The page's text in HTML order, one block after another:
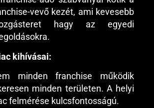
vevő kezét, ami kevesebb
hagy az egyedi
kihívásai:
minden franchise működik
minden területen. A helyi
felmérése kulcsfontosságú.